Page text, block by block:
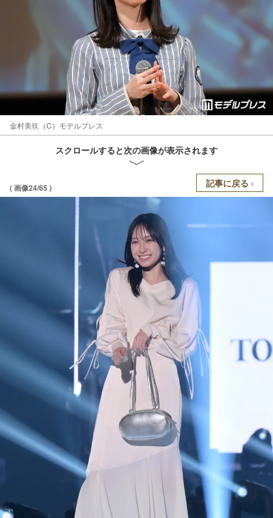
金村美玖（C）モデルプレス
スクロールすると次の画像が表示されます
( 画像24/65 ) 記事に戻る